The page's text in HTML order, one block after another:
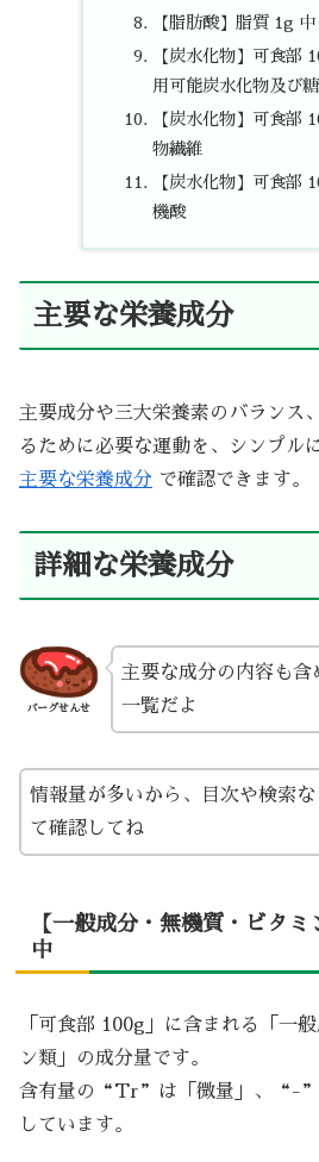
【脂肪酸】脂質 1g 中
【炭水化物】可食部
用可能炭水化物及び
【炭水化物】可食部
物繊維
【炭水化物】可食部
機酸
主要な栄養成分
主要成分や三大栄養素のバランス
るために必要な運動を、シンプル
主要な栄養成分 で確認できます。
詳細な栄養成分
バーグせんせ
主要な成分の内容も含
一覧だよ
情報量が多いから、目次や検索な
て確認してね
【一般成分・無機質・ビタ
中
「可食部 100g」に含まれる「一
ン類」の成分量です。
含有量の“Tr”は「微量」、“-”
しています。